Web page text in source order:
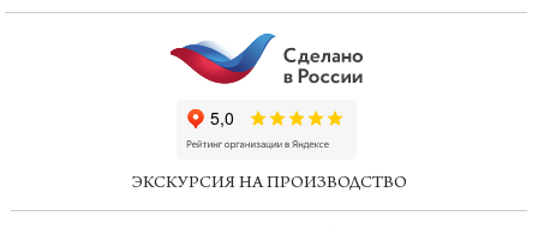
ЭКСКУРСИЯ НА ПРОИЗВОДСТВО